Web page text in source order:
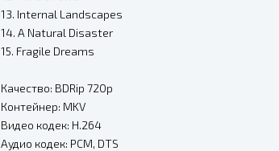
13. Internal Landscapes
14. A Natural Disaster
15. Fragile Dreams
Качество: BDRip 720p
Контейнер: MKV
Видео кодек: H.264
Аудио кодек: PCM, DTS